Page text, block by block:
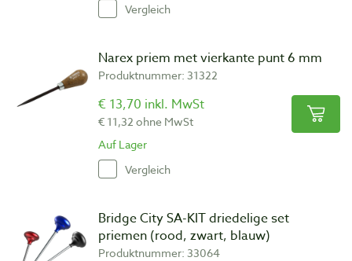
Vergleich
Narex priem met vierkante punt 6 mm
Produktnummer: 31322
€ 13,70 inkl. MwSt
€ 11,32 ohne MwSt
Auf Lager
Vergleich
Bridge City SA-KIT driedelige set
priemen (rood, zwart, blauw)
Produktnummer: 33064